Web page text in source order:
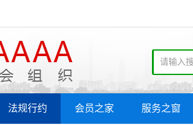
法规行约 会员之家 服务之窗